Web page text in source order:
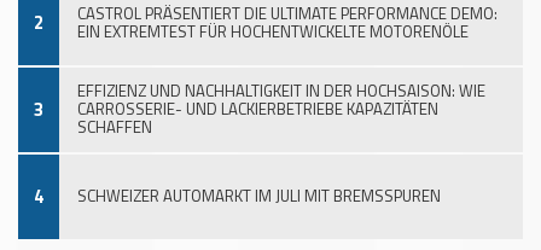
2 CASTROL PRÄSENTIERT DIE ULTIMATE PERFORMANCE DEMO:
EIN EXTREMTEST FÜR HOCHENTWICKELTE MOTORENÖLE
3
EFFIZIENZ UND NACHHALTIGKEIT IN DER HOCHSAISON: WIE
CARROSSERIE- UND LACKIERBETRIEBE KAPAZITÄTEN
SCHAFFEN
4 SCHWEIZER AUTOMARKT IM JULI MIT BREMSSPUREN